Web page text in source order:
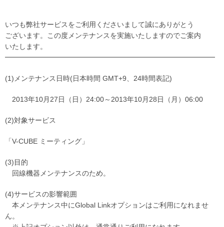
いつも弊社サービスをご利用くださいまして誠にありがとう
ございます。この度メンテナンスを実施いたしますのでご案内
いたします。
━━━━━━━━━━━━━━━━━━━━━━━━━━━━━━
(1)メンテナンス日時(日本時間 GMT+9、24時間表記)
2013年10月27日（日）24:00～2013年10月28日（月）06:00
(2)対象サービス
「V-CUBE ミーティング」
(3)目的
回線機器メンテナンスのため。
(4)サービスの影響範囲
本メンテナンス中にGlobal Linkオプションはご利用になれませ
ん。